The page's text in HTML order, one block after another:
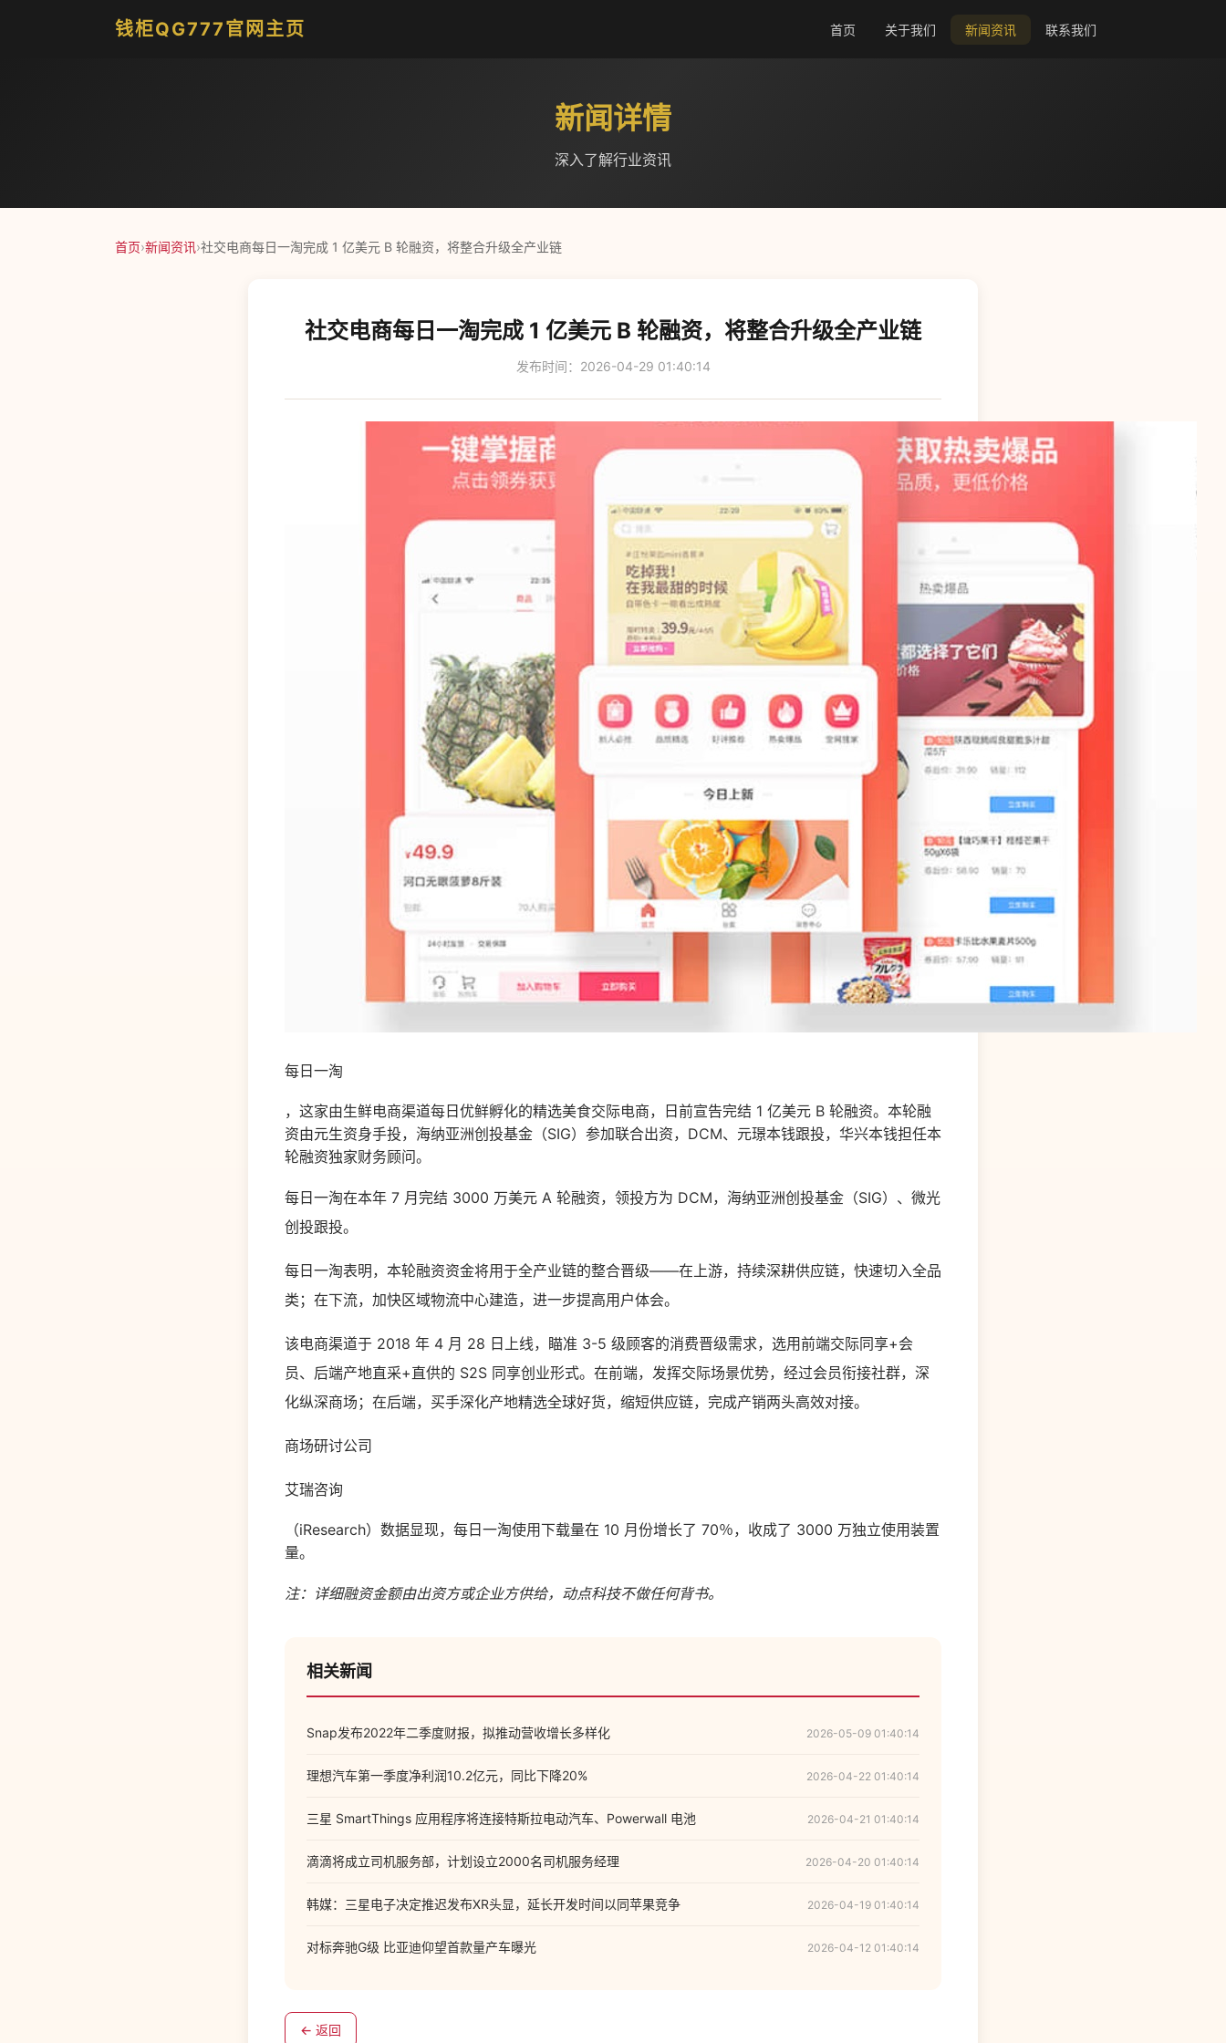
钱柜QG777官网主页 首页 关于我们 新闻资讯 联系我们
新闻详情
深入了解行业资讯
首页›新闻资讯›社交电商每日一淘完成 1 亿美元 B 轮融资，将整合升级全产业链
社交电商每日一淘完成 1 亿美元 B 轮融资，将整合升级全产业链
发布时间：2026-04-29 01:40:14
每日一淘
，这家由生鲜电商渠道每日优鲜孵化的精选美食交际电商，日前宣告完结 1 亿美元 B 轮融资。本轮融
资由元生资身手投，海纳亚洲创投基金（SIG）参加联合出资，DCM、元璟本钱跟投，华兴本钱担任本
轮融资独家财务顾问。
每日一淘在本年 7 月完结 3000 万美元 A 轮融资，领投方为 DCM，海纳亚洲创投基金（SIG）、微光
创投跟投。
每日一淘表明，本轮融资资金将用于全产业链的整合晋级——在上游，持续深耕供应链，快速切入全品
类；在下流，加快区域物流中心建造，进一步提高用户体会。
该电商渠道于 2018 年 4 月 28 日上线，瞄准 3-5 级顾客的消费晋级需求，选用前端交际同享+会
员、后端产地直采+直供的 S2S 同享创业形式。在前端，发挥交际场景优势，经过会员衔接社群，深
化纵深商场；在后端，买手深化产地精选全球好货，缩短供应链，完成产销两头高效对接。
商场研讨公司
艾瑞咨询
（iResearch）数据显现，每日一淘使用下载量在 10 月份增长了 70％，收成了 3000 万独立使用装置
量。
注：详细融资金额由出资方或企业方供给，动点科技不做任何背书。
相关新闻
Snap发布2022年二季度财报，拟推动营收增长多样化 2026-05-09 01:40:14
理想汽车第一季度净利润10.2亿元，同比下降20% 2026-04-22 01:40:14
三星 SmartThings 应用程序将连接特斯拉电动汽车、Powerwall 电池 2026-04-21 01:40:14
滴滴将成立司机服务部，计划设立2000名司机服务经理 2026-04-20 01:40:14
韩媒：三星电子决定推迟发布XR头显，延长开发时间以同苹果竞争 2026-04-19 01:40:14
对标奔驰G级 比亚迪仰望首款量产车曝光 2026-04-12 01:40:14
← 返回